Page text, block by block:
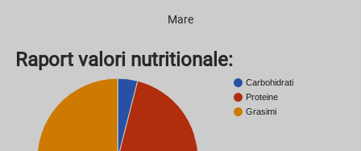
Mare
Raport valori nutritionale:
Carbohidrati
Proteine
Grasimi